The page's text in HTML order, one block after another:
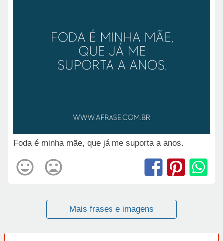
Foda é minha mãe, que já me suporta a anos.
Mais frases e imagens